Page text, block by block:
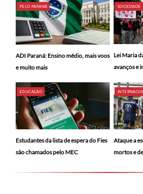
PELO PARANÁ
ADI Paraná: Ensino médio, mais voos
e muito mais
SOCIEDADE
Lei Maria
avanços e
EDUCAÇÃO
Estudantes da lista de espera do Fies
são chamados pelo MEC
Ataque a
mortos e